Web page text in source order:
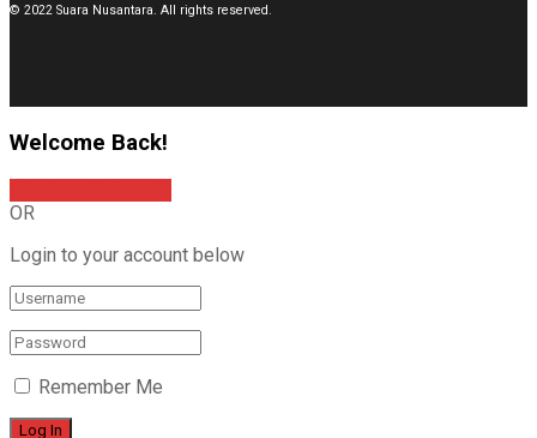
© 2022 Suara Nusantara. All rights reserved.
Welcome Back!
OR
Login to your account below
Remember Me